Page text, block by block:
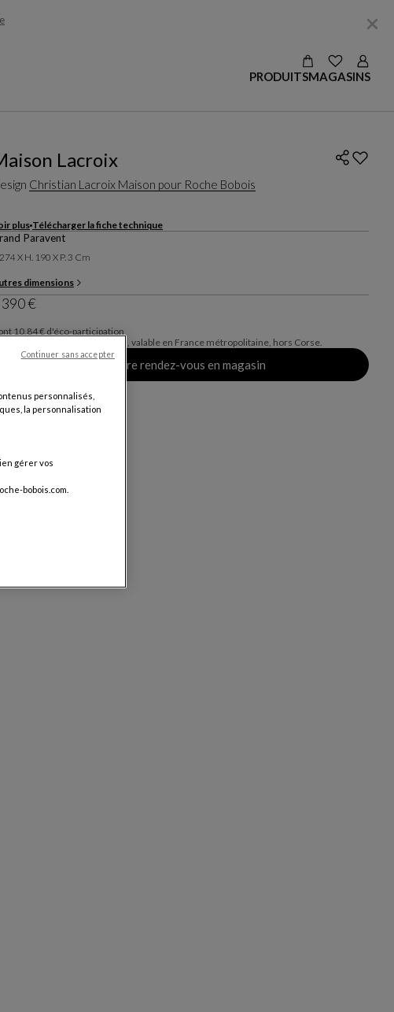
VOIR LES
PRODUITSMAGASINS
Lacroix
Christian Lacroix Maison pour Roche Bobois
plus Télécharger la fiche technique
Paravent
X H. 190 X P. 3 Cm
dimensions
390 €
10,84 € d'éco-participation
TTC conseillé, hors livraison, valable en France métropolitaine, hors Corse.
Prendre rendez-vous en magasin
personnalisés,
la personnalisation
gérer vos
bobois.com.
Continuer sans accepter